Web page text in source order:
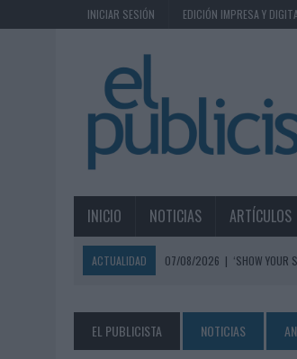
INICIAR SESIÓN EDICIÓN IMPRESA Y
INICIO NOTICIAS ARTÍCULOS
ACTUALIDAD 07/08/2026 | ‘SHOW YOUR
07/08/2026 | MG SPIRIT RELANZA SU
EL PUBLICISTA NOTICIAS